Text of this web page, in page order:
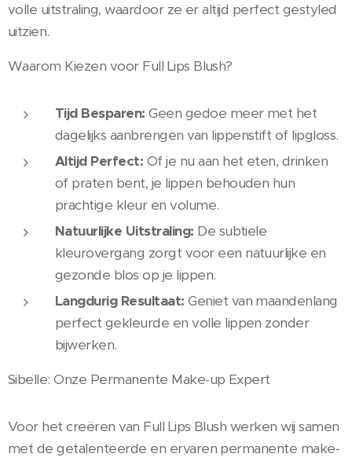
volle uitstraling, waardoor ze er altijd perfect gestyled
uitzien.
Waarom Kiezen voor Full Lips Blush?
Tijd Besparen: Geen gedoe meer met het
dagelijks aanbrengen van lippenstift of lipgloss.
Altijd Perfect: Of je nu aan het eten, drinken
of praten bent, je lippen behouden hun
prachtige kleur en volume.
Natuurlijke Uitstraling: De subtiele
kleurovergang zorgt voor een natuurlijke en
gezonde blos op je lippen.
Langdurig Resultaat: Geniet van maandenlang
perfect gekleurde en volle lippen zonder
bijwerken.
Sibelle: Onze Permanente Make-up Expert
Voor het creëren van Full Lips Blush werken wij samen
met de getalenteerde en ervaren permanente make-